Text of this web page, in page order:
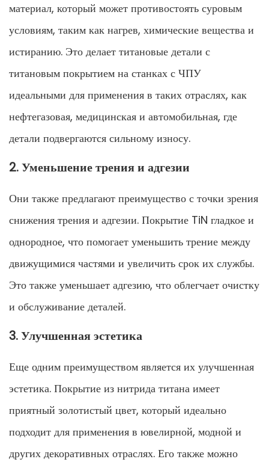
материал, который может противостоять суровым
условиям, таким как нагрев, химические вещества и
истиранию. Это делает титановые детали с
титановым покрытием на станках с ЧПУ
идеальными для применения в таких отраслях, как
нефтегазовая, медицинская и автомобильная, где
детали подвергаются сильному износу.
2. Уменьшение трения и адгезии
Они также предлагают преимущество с точки зрения
снижения трения и адгезии. Покрытие TiN гладкое и
однородное, что помогает уменьшить трение между
движущимися частями и увеличить срок их службы.
Это также уменьшает адгезию, что облегчает очистку
и обслуживание деталей.
3. Улучшенная эстетика
Еще одним преимуществом является их улучшенная
эстетика. Покрытие из нитрида титана имеет
приятный золотистый цвет, который идеально
подходит для применения в ювелирной, модной и
других декоративных отраслях. Его также можно